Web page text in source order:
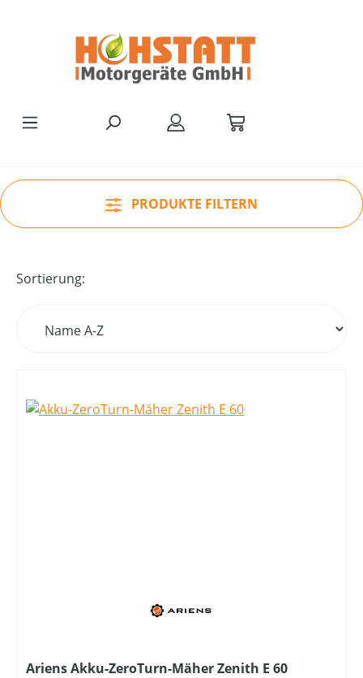
PRODUKTE FILTERN
Sortierung:
Ariens Akku-ZeroTurn-Mäher Zenith E 60